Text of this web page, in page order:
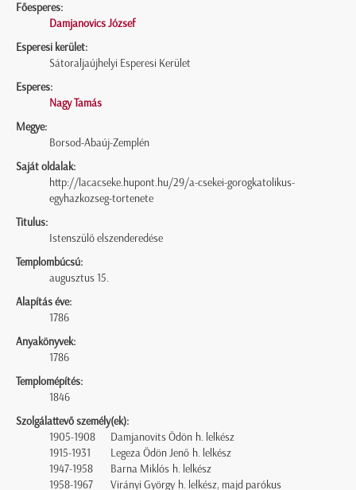
Főesperes:
Damjanovics József
Esperesi kerület:
Sátoraljaújhelyi Esperesi Kerület
Esperes:
Nagy Tamás
Megye:
Borsod-Abaúj-Zemplén
Saját oldalak:
http://lacacseke.hupont.hu/29/a-csekei-gorogkatolikus-
egyhazkozseg-tortenete
Titulus:
Istenszülő elszenderedése
Templombúcsú:
augusztus 15.
Alapítás éve:
1786
Anyakönyvek:
1786
Templomépítés:
1846
Szolgálattevő személy(ek):
1905-1908
Damjanovits Ödön h. lelkész
1915-1931
Legeza Ödön Jenő h. lelkész
1947-1958
Barna Miklós h. lelkész
1958-1967
Virányi György h. lelkész, majd parókus